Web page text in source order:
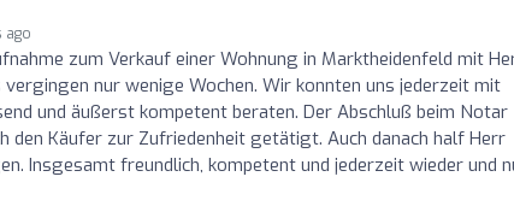
ago
zum Verkauf einer Wohnung in Marktheidenfeld mit
nur wenige Wochen. Wir konnten uns jederzeit mit
und äußerst kompetent beraten. Der Abschluß beim Notar
den Käufer zur Zufriedenheit getätigt. Auch danach half Herr
Insgesamt freundlich, kompetent und jederzeit wieder und